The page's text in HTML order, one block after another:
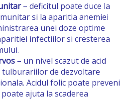
– deficitul poate duce la
si la aparitia anemiei
unei doze optime
infectiilor si cresterea
– un nivel scazut de acid
tulburariilor de dezvoltare
Acidul folic poate preveni
ajuta la scaderea